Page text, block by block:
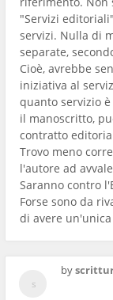
"Servizi
servizi. Nulla di
separate,
Cioè, avrebbe
iniziativa al
quanto servizio
il manoscritto,
contratto
Trovo meno
l'autore ad
Saranno contro
Forse sono da
di avere
by